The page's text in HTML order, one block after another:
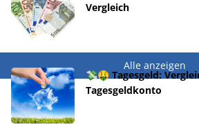
Vergleich
Alle anzeigen
💸🤑 Tagesgeld:
Tagesgeldkonto